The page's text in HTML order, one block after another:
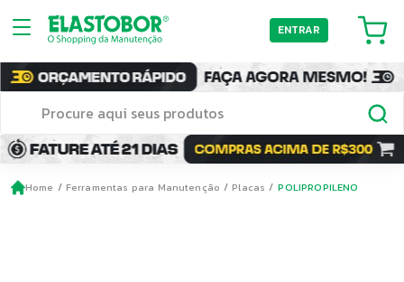
ENTRAR
Home Ferramentas para Manutenção Placas POLIPROPILENO